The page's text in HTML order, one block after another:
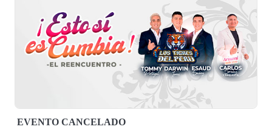
EVENTO CANCELADO